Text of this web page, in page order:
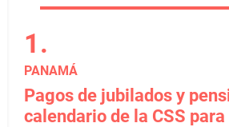
PANAMÁ
Pagos de jubilados y
calendario de la CSS